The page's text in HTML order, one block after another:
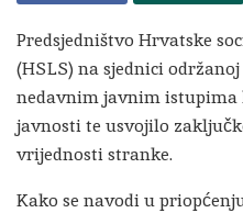
Predsjedništvo Hrvatske
(HSLS) na sjednici
nedavnim javnim istupima
javnosti te usvojilo
vrijednosti stranke.
Kako se navodi u